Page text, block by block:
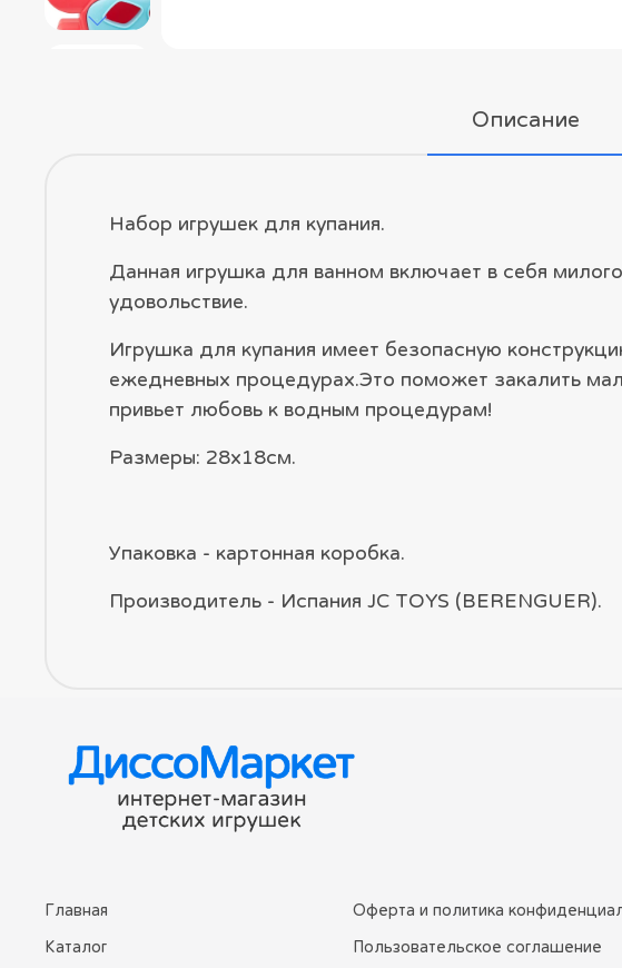
Описание
Набор игрушек для купания.
Данная игрушка для ванном включает в себя
удовольствие.
Игрушка для купания имеет безопасную
ежедневных процедурах.Это поможет закалить
привьет любовь к водным процедурам!
Размеры: 28х18см.
Упаковка - картонная коробка.
Производитель - Испания JC TOYS (BERENGUER).
Главная
Каталог
Оферта и политика
Пользовательское соглашение